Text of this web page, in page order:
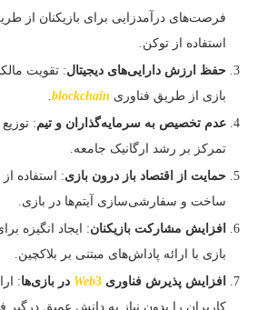
فرصت‌های درآمدزایی برای بازیکنان از
استفاده از توکن.
حفظ ارزش دارایی‌های دیجیتال: تقویت
بازی از طریق فناوری blockchain
.
عدم تخصیص به سرمایه‌گذاران و تیم:
تمرکز بر رشد ارگانیک جامعه.
حمایت از اقتصاد باز درون بازی: استفاده
ساخت و سفارشی‌سازی آیتم‌ها در بازی.
افزایش مشارکت بازیکنان: ایجاد انگیزه
بازی با ارائه پاداش‌های مبتنی بر بلاکچین.
افزایش پذیرش فناوری
Web3 در بازی‌ها:
کاربران را بدون نیاز به دانش عمیق درگیر